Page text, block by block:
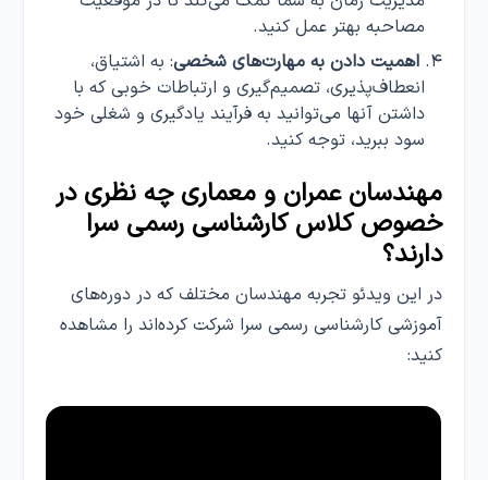
مصاحبه بهتر عمل کنید.
اهمیتدادن به مهارت‌های شخصی: به اشتیاق،
انعطاف‌پذیری، تصمیم‌گیری و ارتباطات خوبی که با
داشتن آنها می‌توانید به فرآیند یادگیری و شغلی خود
سود ببرید، توجه کنید.
مهندسان عمران و معماری چه نظری در
خصوص کلاس کارشناسی رسمی سرا
دارند؟
در این ویدئو تجربه مهندسان مختلف که در دوره‌های
آموزشی کارشناسی رسمی سرا شرکت کرده‌اند را مشاهده
کنید: